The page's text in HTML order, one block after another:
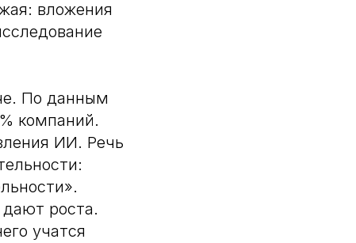
вложения
По данным
компаний.
ИИ. Речь
роста.
учатся